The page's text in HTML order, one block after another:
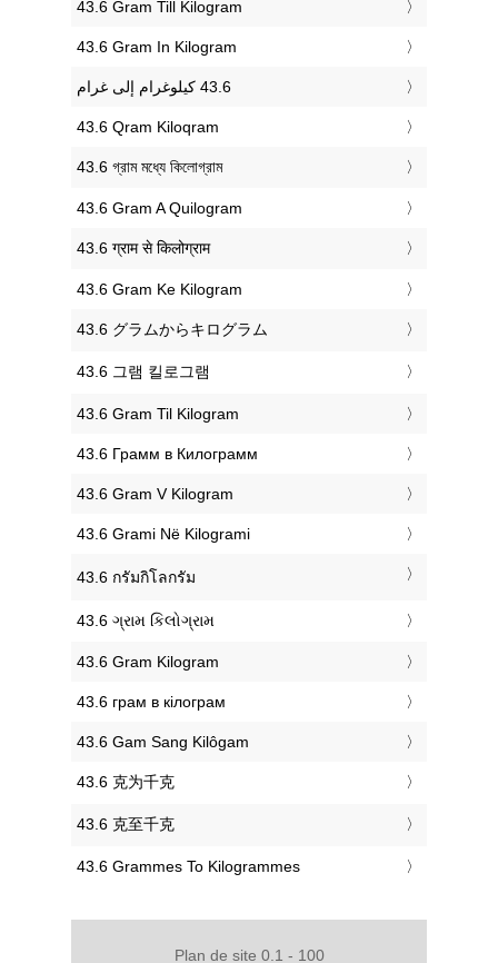
‎43.6 Gram Till Kilogram
‎43.6 Gram In Kilogram
‎43.6 Qram Kiloqram
‎43.6 গ্রাম মধ্যে কিলোগ্রাম
‎43.6 Gram A Quilogram
‎43.6 ग्राम से किलोग्राम
‎43.6 Gram Ke Kilogram
‎43.6 グラムからキログラム
‎43.6 그램 킬로그램
‎43.6 Gram Til Kilogram
‎43.6 Грамм в Килограмм
‎43.6 Gram V Kilogram
‎43.6 Grami Në Kilogrami
‎43.6 กรัมกิโลกรัม
‎43.6 ગ્રામ કિલોગ્રામ
‎43.6 Gram Kilogram
‎43.6 грам в кілограм
‎43.6 Gam Sang Kilôgam
‎43.6 克为千克
‎43.6 克至千克
‎43.6 Grammes To Kilogrammes
Plan de site 0.1 - 100